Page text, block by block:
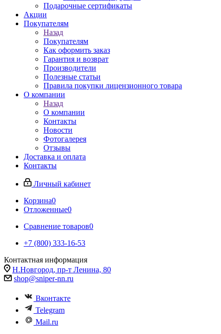
Подарочные сертификаты
Акции
Покупателям
Назад
Покупателям
Как оформить заказ
Гарантия и возврат
Производители
Полезные статьи
Правила покупки лицензионного товара
О компании
Назад
О компании
Контакты
Новости
Фотогалерея
Отзывы
Доставка и оплата
Контакты
Личный кабинет
Корзина0
Отложенные0
Сравнение товаров0
+7 (800) 333-16-53
Контактная информация
Н.Новгород, пр-т Ленина, 80
shop@sniper-nn.ru
Вконтакте
Telegram
Mail.ru